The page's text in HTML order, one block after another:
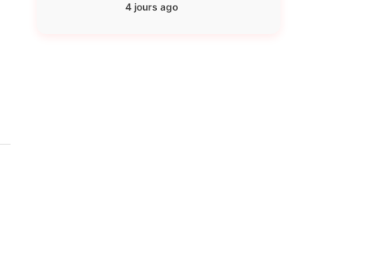
4 jours ago